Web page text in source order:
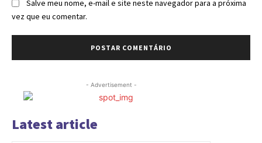
Salve meu nome, e-mail e site neste navegador para a próxima
vez que eu comentar.
- Advertisement -
Latest article